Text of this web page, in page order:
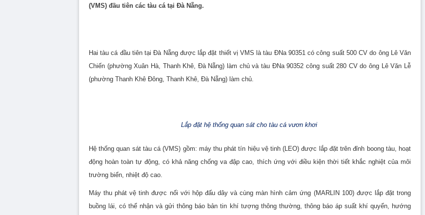
(VMS) đầu tiên các tàu cá tại Đà Nẵng.
Hai tàu cá đầu tiên tại Đà Nẵng được lắp đặt thiết vị VMS là tàu ĐNa 90351 có công suất 500 CV do ông Lê Văn
Chiến (phường Xuân Hà, Thanh Khê, Đà Nẵng) làm chủ và tàu ĐNa 90352 công suất 280 CV do ông Lê Văn Lễ
(phường Thanh Khê Đông, Thanh Khê, Đà Nẵng) làm chủ.
Lắp đặt hệ thống quan sát cho tàu cá vươn khơi
Hệ thống quan sát tàu cá (VMS) gồm: máy thu phát tín hiệu vệ tinh (LEO) được lắp đặt trên đỉnh boong tàu, hoạt
động hoàn toàn tự động, có khả năng chống va đập cao, thích ứng với điều kiện thời tiết khắc nghiệt của môi
trường biển, nhiệt độ cao.
Máy thu phát vệ tinh được nối với hộp đấu dây và cùng màn hình cảm ứng (MARLIN 100) được lắp đặt trong
buồng lái, có thể nhận và gửi thông báo bản tin khí tượng thông thường, thông báo áp suất khí quyển, hướng